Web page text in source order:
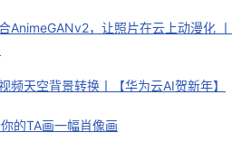
AnimeGANv2，让照片在云上动漫化 丨
频天空背景转换丨【华为云AI贺新年】
的TA画一幅肖像画